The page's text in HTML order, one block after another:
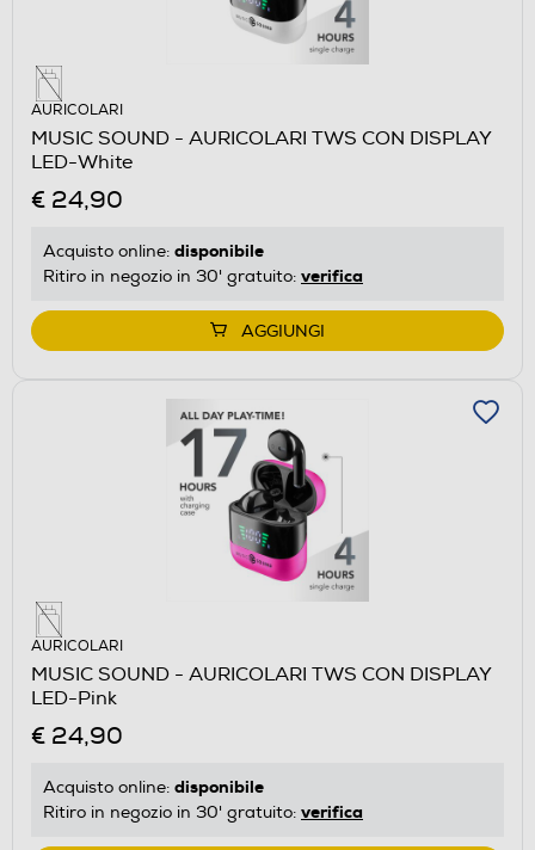
AURICOLARI
MUSIC SOUND - AURICOLARI TWS CON DISPLAY
LED-White
€ 24,90
Acquisto online: disponibile
Ritiro in negozio in 30' gratuito: verifica
AGGIUNGI
AURICOLARI
MUSIC SOUND - AURICOLARI TWS CON DISPLAY
LED-Pink
€ 24,90
Acquisto online: disponibile
Ritiro in negozio in 30' gratuito: verifica